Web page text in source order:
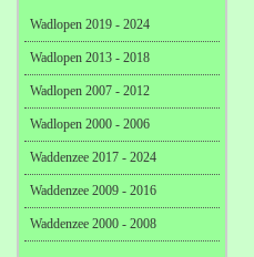
Wadlopen 2019 - 2024
Wadlopen 2013 - 2018
Wadlopen 2007 - 2012
Wadlopen 2000 - 2006
Waddenzee 2017 - 2024
Waddenzee 2009 - 2016
Waddenzee 2000 - 2008